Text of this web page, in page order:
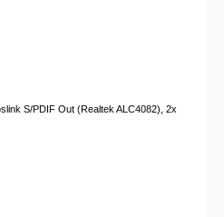
S/​PDIF Out (Realtek ALC4082), 2x